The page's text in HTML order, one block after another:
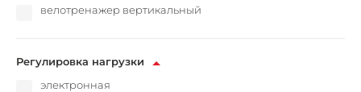
велотренажер вертикальный
Регулировка нагрузки
электронная